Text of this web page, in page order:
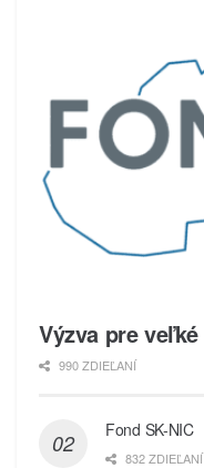
Výzva pre
990 ZDIEĽANÍ
Fond SK-NIC
832 ZDIEĽANÍ